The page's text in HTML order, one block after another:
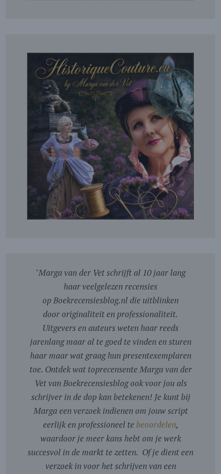
"Marga van der Vet schrijft al 10 jaar lang
haar veelgelezen recensies
op Boekrecensiesblog.nl die uitblinken
door originaliteit en professionaliteit.
Uitgevers en auteurs weten haar reeds
jarenlang maar al te goed te vinden en sturen
haar maar wat graag hun presentexemplaren
toe. Ontdek wat toprecensente Marga van der
Vet van Boekrecensiesblog ook voor jou als
schrijver in de dop kan betekenen! Je kunt bij
Marga een verzoek indienen om jouw script
eerlijk en professioneel te beoordelen,
waardoor je meer kans hebt om je werk
succesvol in de markt te zetten. Of je dient een
verzoek in voor het schrijven van een